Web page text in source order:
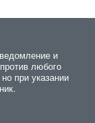
и
любого
при указании